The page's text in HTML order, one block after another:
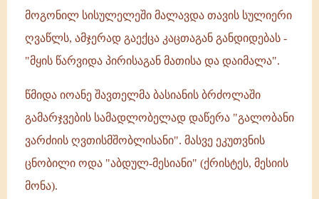
მოგონილ სისულელეში მალავდა თავის სულიერი
ღვაწლს, ამჯერად გაექცა კაცთაგან განდიდებას -
"მყის წარვიდა პირისაგან მათისა და დაიმალა".
წმიდა იოანე შავთელმა ბასიანის ბრძოლაში
გამარჯვების სამადლობელად დაწერა "გალობანი
ვარძიის ღვთისმშობლისანი". მასვე ეკუთვნის
ცნობილი ოდა "აბდულ-მესიანი" (ქრისტეს, მესიის
მონა).